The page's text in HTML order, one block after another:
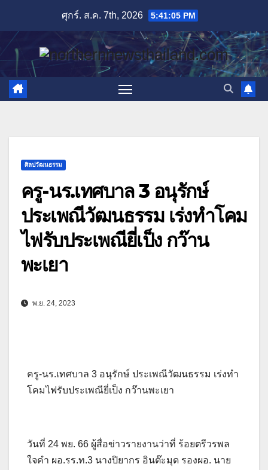
content
ศุกร์. ส.ค. 7th, 2026 5:41:06 PM
ศิลปวัฒนธรรม
ครู-นร.เทศบาล 3 อนุรักษ์
ประเพณีวัฒนธรรม เร่งทำโคม
ไฟรับประเพณียี่เป็ง กว๊าน
พะเยา
พ.ย. 24, 2023
ครู-นร.เทศบาล 3 อนุรักษ์ ประเพณีวัฒนธรรม เร่งทำ
โคมไฟรับประเพณียี่เป็ง กว๊านพะเยา
วันที่ 24 พย. 66 ผู้สื่อข่าวรายงานว่าที่ ร้อยตรีวรพล
ใจคำ ผอ.รร.ท.3 นางปิยากร อินต๊ะมุด รองผอ. นาย